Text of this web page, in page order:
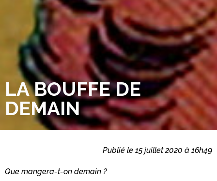
LA BOUFFE DE
DEMAIN
Publié le 15 juillet 2020 à 16h49
Que mangera-t-on demain ?